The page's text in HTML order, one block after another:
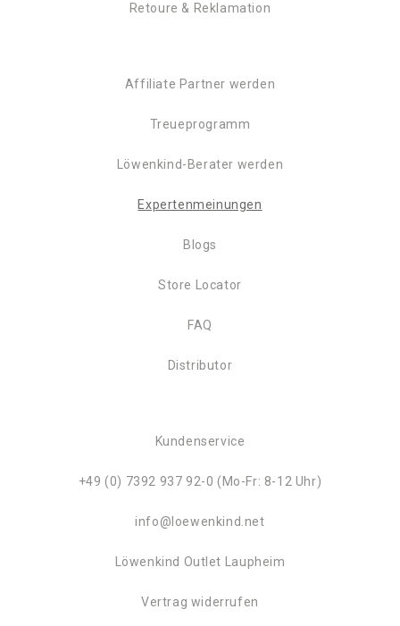
Retoure & Reklamation
Affiliate Partner werden
Treueprogramm
Löwenkind-Berater werden
Expertenmeinungen
Blogs
Store Locator
FAQ
Distributor
Kundenservice
+49 (0) 7392 937 92-0 (Mo-Fr: 8-12 Uhr)
info@loewenkind.net
Löwenkind Outlet Laupheim
Vertrag widerrufen